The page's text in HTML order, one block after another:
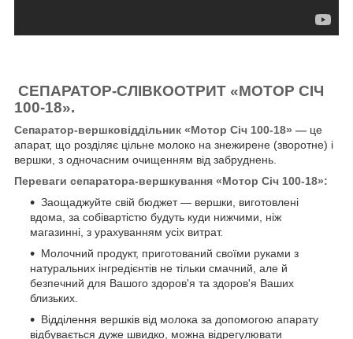
СЕПАРАТОР-СЛІВКООТРИТ «МОТОР СІЧ
100-18».
Сепаратор-вершковіддільник «Мотор Січ 100-18» — це
апарат, що розділяє цільне молоко на знежирене (зворотне) і
вершки, з одночасним очищенням від забруднень.
Переваги сепаратора-вершкування «Мотор Січ 100-18»:
Заощаджуйте свій бюджет — вершки, виготовлені
вдома, за собівартістю будуть куди нижчими, ніж
магазинні, з урахуванням усіх витрат.
Молочний продукт, приготований своїми руками з
натуральних інгредієнтів не тільки смачний, але й
безпечний для Вашого здоров'я та здоров'я Ваших
близьких.
Відділення вершків від молока за допомогою апарату
відбувається дуже швидко, можна відрегулювати